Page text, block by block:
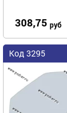
308,75 руб
Код 3295